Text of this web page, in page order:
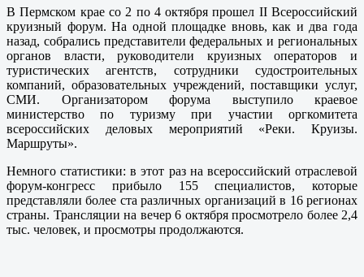
В Пермском крае со 2 по 4 октября прошел II Всероссийский
круизный форум. На одной площадке вновь, как и два года
назад, собрались представители федеральных и региональных
органов власти, руководители круизных операторов и
туристических агентств, сотрудники судостроительных
компаний, образовательных учреждений, поставщики услуг,
СМИ. Организатором форума выступило краевое
министерство по туризму при участии оргкомитета
всероссийских деловых мероприятий «Реки. Круизы.
Маршруты».
Немного статистики: в этот раз на всероссийский отраслевой
форум-конгресс прибыло 155 специалистов, которые
представляли более ста различных организаций в 16 регионах
страны. Трансляции на вечер 6 октября просмотрело более 2,4
тыс. человек, и просмотры продолжаются.